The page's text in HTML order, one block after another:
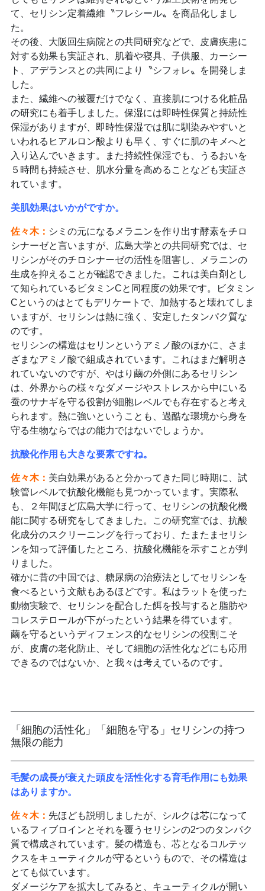
て、セリシン定着繊維〝フレシール〟を商品化しまし
た。
その後、大阪回生病院との共同研究などで、皮膚疾患に
対する効果も実証され、肌着や寝具、子供服、カーシー
ト、アデランスとの共同により〝シフォレ〟を開発しま
した。
また、繊維への被覆だけでなく、直接肌につける化粧品
の研究にも着手しました。保湿には即時性保質と持続性
保湿がありますが、即時性保湿では肌に馴染みやすいと
いわれるヒアルロン酸よりも早く、すぐに肌のキメへと
入り込んでいきます。また持続性保湿でも、うるおいを
５時間も持続させ、肌水分量を高めることなども実証さ
れています。
美肌効果はいかがですか。
佐々木： シミの元になるメラニンを作り出す酵素をチロ
シナーゼと言いますが、広島大学との共同研究では、セ
リシンがそのチロシナーゼの活性を阻害し、メラニンの
生成を抑えることが確認できました。これは美白剤とし
て知られているビタミンCと同程度の効果です。ビタミン
Cというのはとてもデリケートで、加熱すると壊れてしま
いますが、セリシンは熱に強く、安定したタンパク質な
のです。
セリシンの構造はセリンというアミノ酸のほかに、さま
ざまなアミノ酸で組成されています。これはまだ解明さ
れていないのですが、やはり繭の外側にあるセリシン
は、外界からの様々なダメージやストレスから中にいる
蚕のサナギを守る役割が細胞レベルでも存在すると考え
られます。熱に強いということも、過酷な環境から身を
守る生物ならではの能力ではないでしょうか。
抗酸化作用も大きな要素ですね。
佐々木： 美白効果があると分かってきた同じ時期に、試
験管レベルで抗酸化機能も見つかっています。実際私
も、２年間ほど広島大学に行って、セリシンの抗酸化機
能に関する研究をしてきました。この研究室では、抗酸
化成分のスクリーニングを行っており、たまたまセリシ
ンを知って評価したところ、抗酸化機能を示すことが判
りました。
確かに昔の中国では、糖尿病の治療法としてセリシンを
食べるという文献もあるほどです。私はラットを使った
動物実験で、セリシンを配合した餌を投与すると脂肪や
コレステロールが下がったという結果を得ています。
繭を守るというディフェンス的なセリシンの役割こそ
が、皮膚の老化防止、そして細胞の活性化などにも応用
できるのではないか、と我々は考えているのです。
「細胞の活性化」「細胞を守る」セリシンの持つ
無限の能力
毛髪の成長が衰えた頭皮を活性化する育毛作用にも効果
はありますか。
佐々木： 先ほども説明しましたが、シルクは芯になって
いるフィブロインとそれを覆うセリシンの2つのタンパク
質で構成されています。髪の構造も、芯となるコルテッ
クスをキューティクルが守るというもので、その構造は
とても似ています。
ダメージケアを拡大してみると、キューティクルが開い